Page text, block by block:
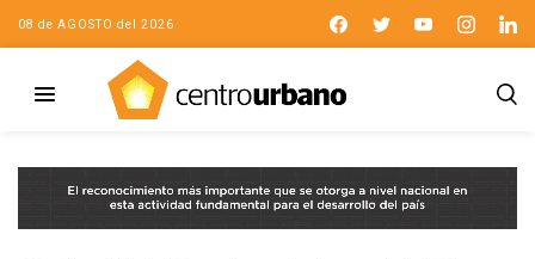
08 de AGOSTO del 2026